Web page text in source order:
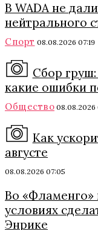
В WADA не
нейтрального
Спорт 08.08.2026 07:19
Сбор
какие ошибки
Общество 08.08.2026
Как
августе
08.08.2026 07:05
Во «Фламенго»
условиях
Энрике